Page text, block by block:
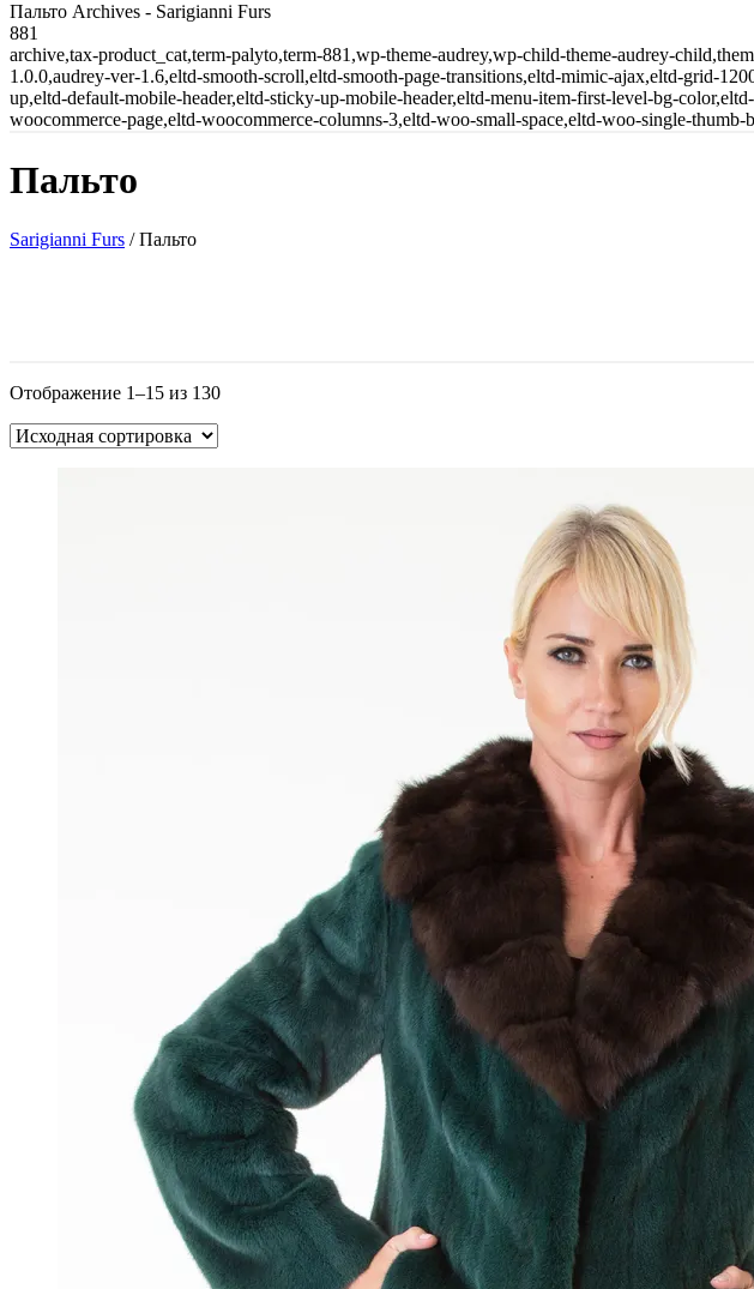
Пальто Archives - Sarigianni Furs
881
archive,tax-product_cat,term-palyto,term-881,wp-theme-audrey,wp-child-theme-audrey-
1.0.0,audrey-ver-1.6,eltd-smooth-scroll,eltd-smooth-page-transitions,eltd-mimic-ajax,eltd-grid-
up,eltd-default-mobile-header,eltd-sticky-up-mobile-header,eltd-menu-item-first-level-bg-
woocommerce-page,eltd-woocommerce-columns-3,eltd-woo-small-space,eltd-woo-single-
Пальто
Sarigianni Furs /Пальто
Отображение 1–15 из 130